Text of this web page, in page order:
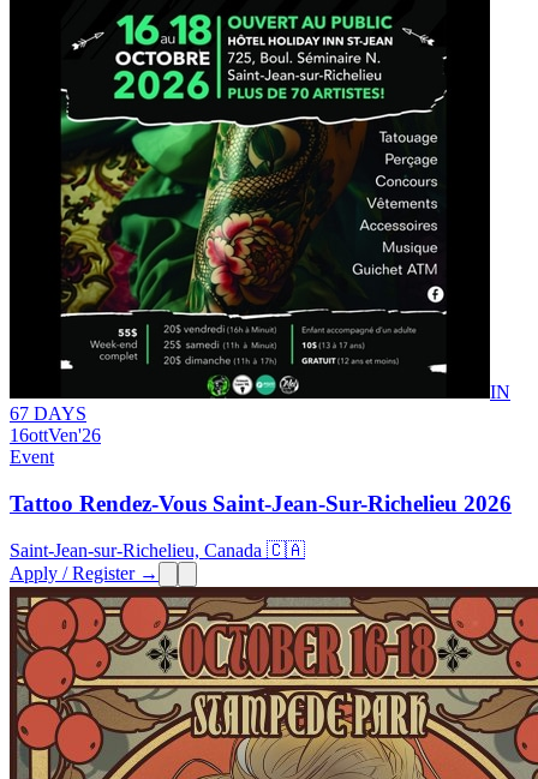
IN
67 DAYS
16ottVen'26
Event
Tattoo Rendez-Vous Saint-Jean-Sur-Richelieu 2026
Saint-Jean-sur-Richelieu, Canada 🇨🇦
Apply / Register →